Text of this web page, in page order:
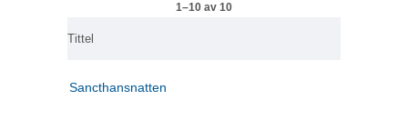
1–10 av 10
Tittel
Sancthansnatten